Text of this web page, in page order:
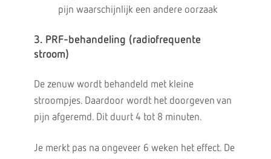
pijn waarschijnlijk een andere oorzaak
3. PRF-behandeling (radiofrequente
stroom)
De zenuw wordt behandeld met kleine
stroompjes. Daardoor wordt het doorgeven van
pijn afgeremd. Dit duurt 4 tot 8 minuten.
Je merkt pas na ongeveer 6 weken het effect. De